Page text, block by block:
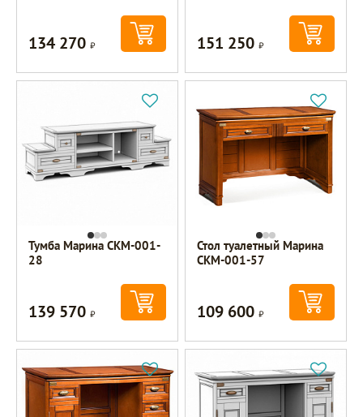
134 270Р 151 250Р
Тумба Марина СКМ-001-
28
139 570Р
Стол туалетный Марина
СКМ-001-57
109 600Р